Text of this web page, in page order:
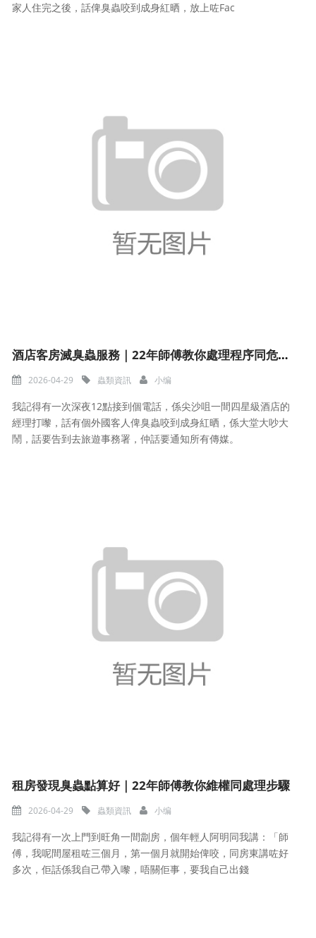
家人住完之後，話俾臭蟲咬到成身紅晒，放上咗Fac
酒店客房滅臭蟲服務｜22年師傅教你處理程序同危機管理
2026-04-29 蟲類資訊 小编
我記得有一次深夜12點接到個電話，係尖沙咀一間四星級酒店的
經理打嚟，話有個外國客人俾臭蟲咬到成身紅晒，係大堂大吵大
鬧，話要告到去旅遊事務署，仲話要通知所有傳媒。
租房發現臭蟲點算好｜22年師傅教你維權同處理步驟
2026-04-29 蟲類資訊 小编
我記得有一次上門到旺角一間劏房，個年輕人阿明同我講：「師
傅，我呢間屋租咗三個月，第一個月就開始俾咬，同房東講咗好
多次，佢話係我自己帶入嚟，唔關佢事，要我自己出錢